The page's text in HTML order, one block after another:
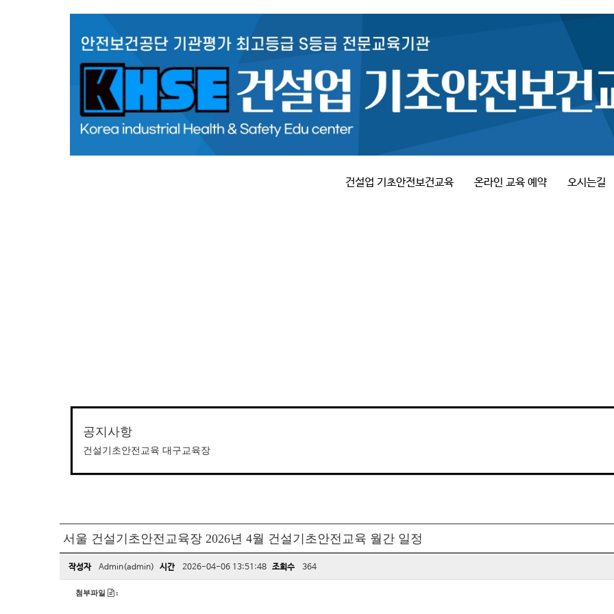
건설업 기초안전보건교육 온라인 교육 예약 오시는길
공지사항
건설기초안전교육 대구교육장
서울 건설기초안전교육장 2026년 4월 건설기초안전교육 월간 일정
작성자 Admin(admin) 시간 2026-04-06 13:51:48 조회수 364
첨부파일 :